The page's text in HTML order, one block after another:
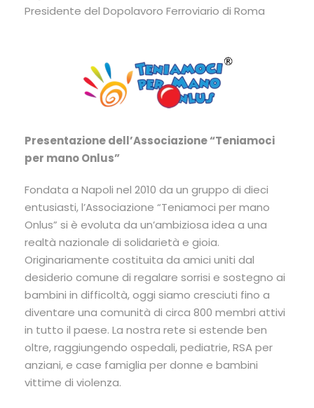
Presidente del Dopolavoro Ferroviario di Roma
Presentazione dell’Associazione “Teniamoci
per mano Onlus”
Fondata a Napoli nel 2010 da un gruppo di dieci
entusiasti, l’Associazione “Teniamoci per mano
Onlus” si è evoluta da un’ambiziosa idea a una
realtà nazionale di solidarietà e gioia.
Originariamente costituita da amici uniti dal
desiderio comune di regalare sorrisi e sostegno ai
bambini in difficoltà, oggi siamo cresciuti fino a
diventare una comunità di circa 800 membri attivi
in tutto il paese. La nostra rete si estende ben
oltre, raggiungendo ospedali, pediatrie, RSA per
anziani, e case famiglia per donne e bambini
vittime di violenza.